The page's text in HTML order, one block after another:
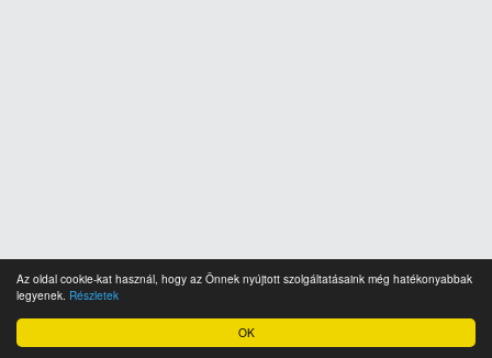
OK
Az oldal cookie-kat használ, hogy az Önnek nyújtott szolgáltatásaink még hatékonyabbak
legyenek. Részletek